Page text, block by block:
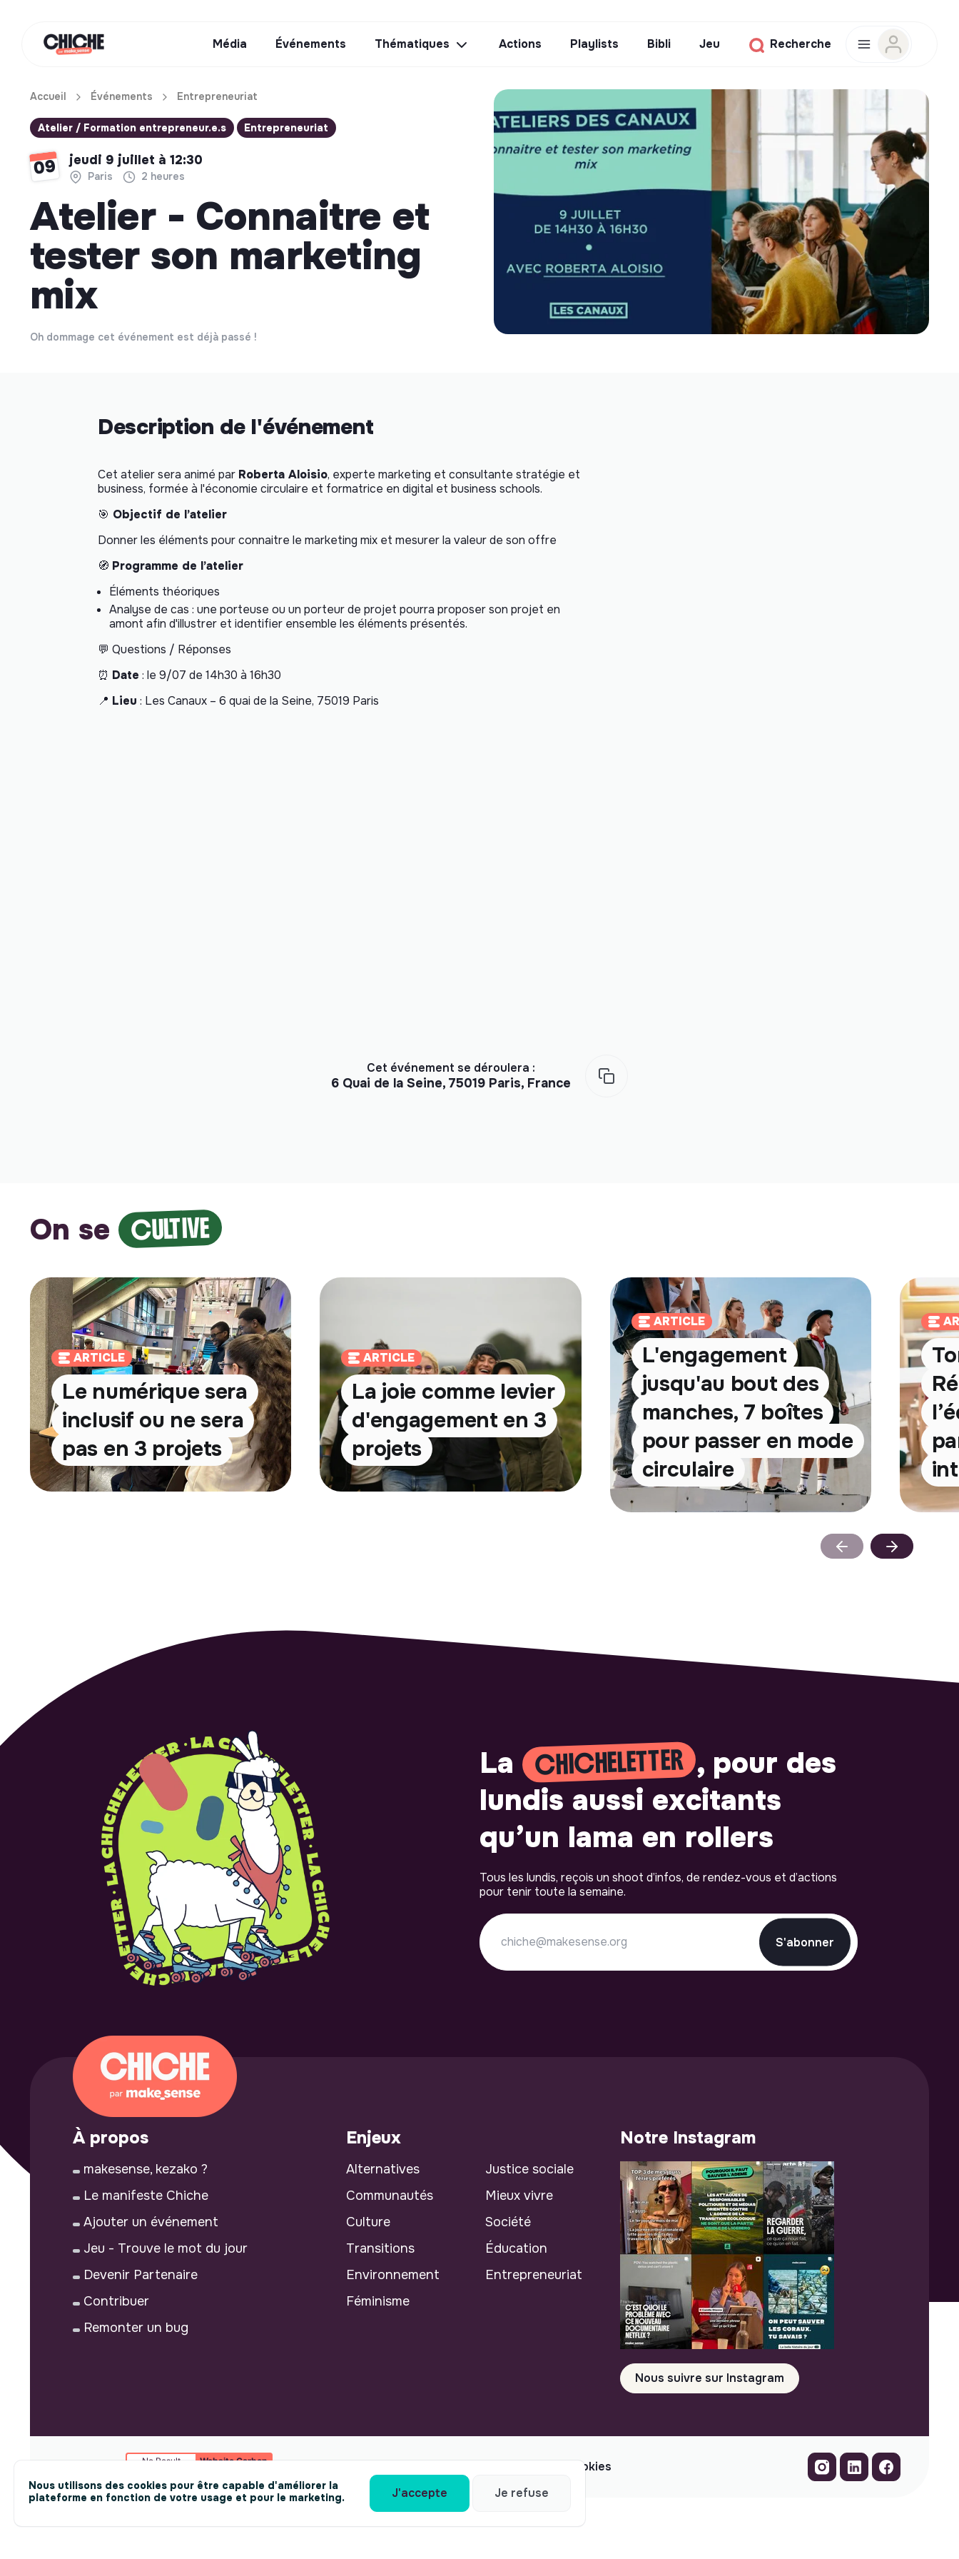
Média Événements Thématiques Actions Playlists Bibli Jeu Recherche
Accueil Événements Entrepreneuriat
Atelier / Formation entrepreneur.e.s Entrepreneuriat
09 jeudi 9 juillet à 12:30
Paris 2 heures
Atelier - Connaitre et
tester son marketing
mix
Oh dommage cet événement est déjà passé !
Description de l'événement
Cet atelier sera animé par Roberta Aloisio, experte marketing et consultante stratégie et
business, formée à l'économie circulaire et formatrice en digital et business schools.
🎯 Objectif de l’atelier
Donner les éléments pour connaitre le marketing mix et mesurer la valeur de son offre
🧭 Programme de l’atelier
Éléments théoriques
Analyse de cas : une porteuse ou un porteur de projet pourra proposer son projet en
amont afin d'illustrer et identifier ensemble les éléments présentés.
💬 Questions / Réponses
⏰ Date : le 9/07 de 14h30 à 16h30
📍 Lieu : Les Canaux – 6 quai de la Seine, 75019 Paris
Cet événement se déroulera :
6 Quai de la Seine, 75019 Paris, France
On se CULTIVE
ARTICLE
Le numérique sera
inclusif ou ne sera
pas en 3 projets
ARTICLE
La joie comme levier
d'engagement en 3
projets
ARTICLE
L'engagement
jusqu'au bout des
manches, 7 boîtes
pour passer en mode
circulaire
La CHICHELETTER , pour des
lundis aussi excitants
qu’un lama en rollers
Tous les lundis, reçois un shoot d’infos, de rendez-vous et d’actions
pour tenir toute la semaine.
S'abonner
Nous utilisons des cookies pour être capable d'améliorer la
plateforme en fonction de votre usage et pour le marketing.
J'accepte Je refuse
À propos
makesense, kezako ?
Le manifeste Chiche
Ajouter un événement
Jeu - Trouve le mot du jour
Devenir Partenaire
Contribuer
Remonter un bug
Enjeux
Alternatives
Communautés
Culture
Transitions
Environnement
Féminisme
Justice sociale
Mieux vivre
Société
Éducation
Entrepreneuriat
Notre Instagram
Nous suivre sur Instagram
No Result Website Carbon cookies